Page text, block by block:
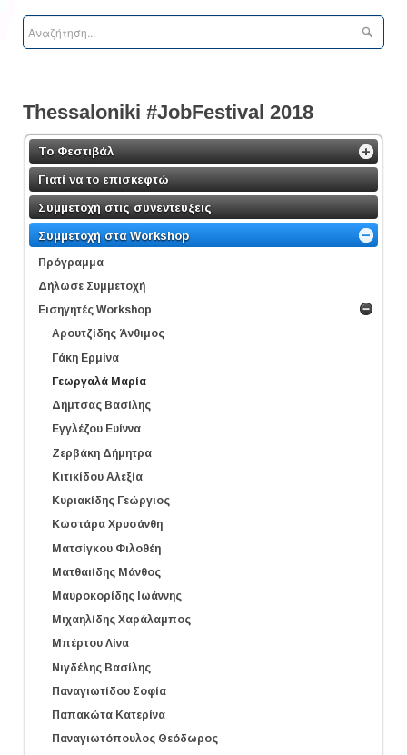
Τhessaloniki #JobFestival 2018
Το Φεστιβάλ
Γιατί να το επισκεφτώ
Συμμετοχή στις συνεντεύξεις
Συμμετοχή στα Workshop
Πρόγραμμα
Δήλωσε Συμμετοχή
Εισηγητές Workshop
Αρουτζίδης Άνθιμος
Γάκη Ερμίνα
Γεωργαλά Μαρία
Δήμτσας Βασίλης
Εγγλέζου Ευίννα
Ζερβάκη Δήμητρα
Κιτικίδου Αλεξία
Κυριακίδης Γεώργιος
Κωστάρα Χρυσάνθη
Ματσίγκου Φιλοθέη
Ματθαιίδης Μάνθος
Μαυροκορίδης Ιωάννης
Μιχαηλίδης Χαράλαμπος
Μπέρτου Λίνα
Νιγδέλης Βασίλης
Παναγιωτίδου Σοφία
Παπακώτα Κατερίνα
Παναγιωτόπουλος Θεόδωρος